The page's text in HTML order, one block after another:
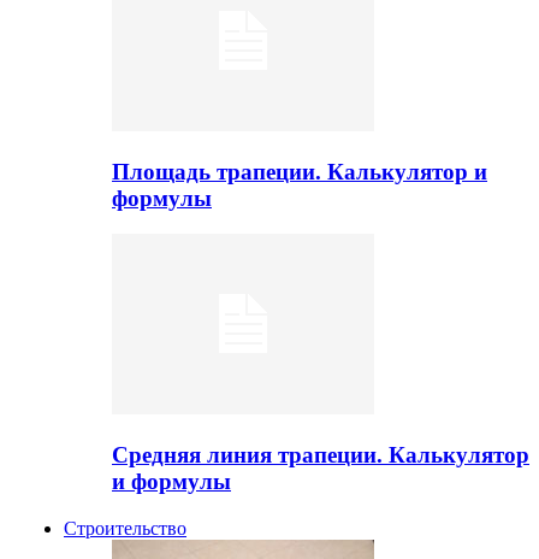
Площадь трапеции. Калькулятор и
формулы
Средняя линия трапеции. Калькулятор
и формулы
Строительство